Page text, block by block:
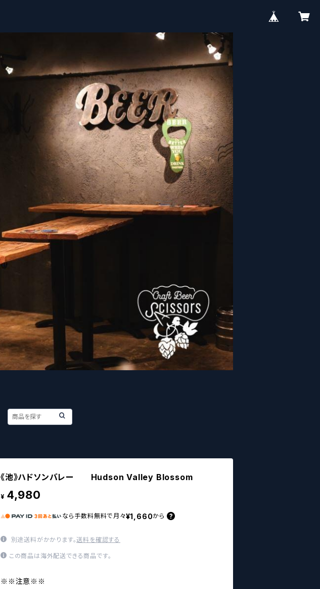
《池》ハドソンバレー Hudson Valley Blossom
¥ 4,980
なら 手数料無料で 月々¥1,660から
別途送料がかかります。送料を確認する
この商品は海外配送できる商品です。
※※注意※※